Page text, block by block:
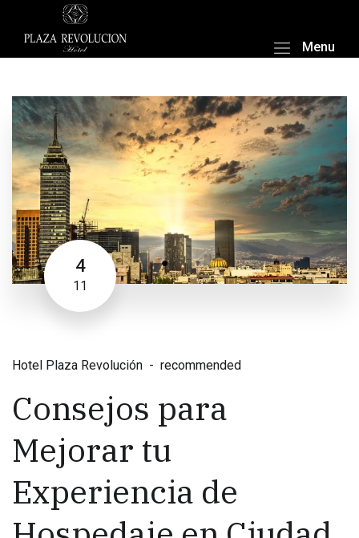
Menu
4
11
Hotel Plaza Revolución recommended
Consejos para
Mejorar tu
Experiencia de